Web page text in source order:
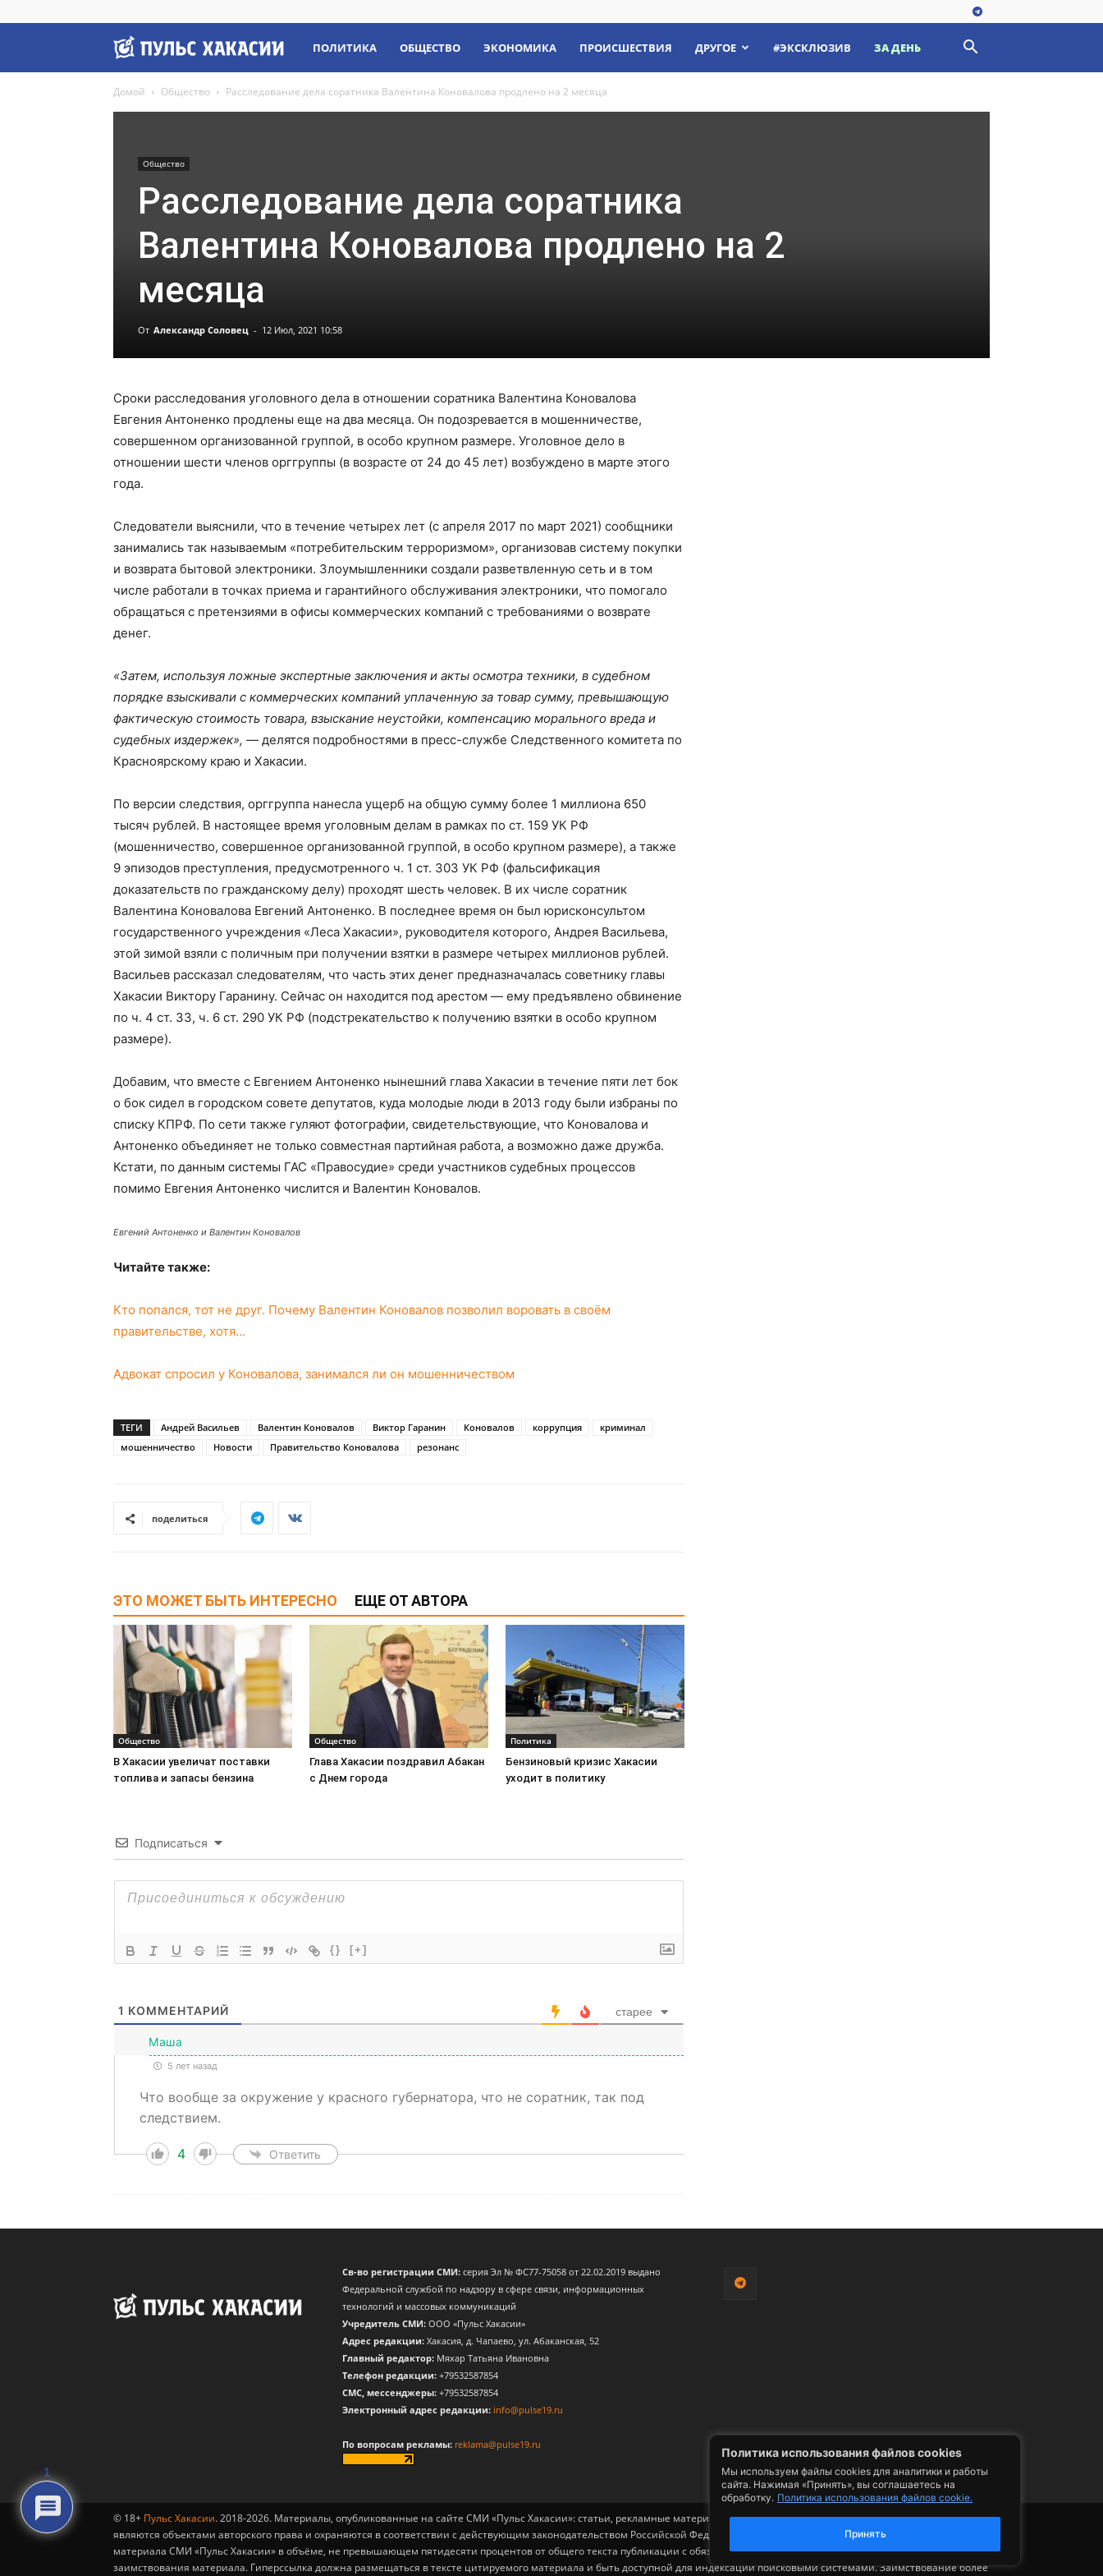
Политика использования файлов cookies
Мы используем файлы cookies для аналитики и работы
сайта. Нажимая «Принять», вы соглашаетесь на
обработку. Политика использования файлов cookie.
Принять
Пульс
Хакасии
ПОЛИТИКА ОБЩЕСТВО ЭКОНОМИКА ПРОИСШЕСТВИЯ ДРУГОЕ #ЭКСКЛЮЗИВ ЗА ДЕНЬ
Домой Общество Расследование дела соратника Валентина Коновалова продлено на 2 месяца
Общество
Расследование дела соратника
Валентина Коновалова продлено на 2
месяца
От Александр Соловец - 12 Июл, 2021 10:58
Сроки расследования уголовного дела в отношении соратника Валентина Коновалова
Евгения Антоненко продлены еще на два месяца. Он подозревается в мошенничестве,
совершенном организованной группой, в особо крупном размере. Уголовное дело в
отношении шести членов орггруппы (в возрасте от 24 до 45 лет) возбуждено в марте этого
года.
Следователи выяснили, что в течение четырех лет (с апреля 2017 по март 2021) сообщники
занимались так называемым «потребительским терроризмом», организовав систему покупки
и возврата бытовой электроники. Злоумышленники создали разветвленную сеть и в том
числе работали в точках приема и гарантийного обслуживания электроники, что помогало
обращаться с претензиями в офисы коммерческих компаний с требованиями о возврате
денег.
«Затем, используя ложные экспертные заключения и акты осмотра техники, в судебном
порядке взыскивали с коммерческих компаний уплаченную за товар сумму, превышающую
фактическую стоимость товара, взыскание неустойки, компенсацию морального вреда и
судебных издержек», — делятся подробностями в пресс-службе Следственного комитета по
Красноярскому краю и Хакасии.
По версии следствия, орггруппа нанесла ущерб на общую сумму более 1 миллиона 650
тысяч рублей. В настоящее время уголовным делам в рамках по ст. 159 УК РФ
(мошенничество, совершенное организованной группой, в особо крупном размере), а также
9 эпизодов преступления, предусмотренного ч. 1 ст. 303 УК РФ (фальсификация
доказательств по гражданскому делу) проходят шесть человек. В их числе соратник
Валентина Коновалова Евгений Антоненко. В последнее время он был юрисконсультом
государственного учреждения «Леса Хакасии», руководителя которого, Андрея Васильева,
этой зимой взяли с поличным при получении взятки в размере четырех миллионов рублей.
Васильев рассказал следователям, что часть этих денег предназначалась советнику главы
Хакасии Виктору Гаранину. Сейчас он находится под арестом — ему предъявлено обвинение
по ч. 4 ст. 33, ч. 6 ст. 290 УК РФ (подстрекательство к получению взятки в особо крупном
размере).
Добавим, что вместе с Евгением Антоненко нынешний глава Хакасии в течение пяти лет бок
о бок сидел в городском совете депутатов, куда молодые люди в 2013 году были избраны по
списку КПРФ. По сети также гуляют фотографии, свидетельствующие, что Коновалова и
Антоненко объединяет не только совместная партийная работа, а возможно даже дружба.
Кстати, по данным системы ГАС «Правосудие» среди участников судебных процессов
помимо Евгения Антоненко числится и Валентин Коновалов.
Евгений Антоненко и Валентин Коновалов
Читайте также:
Кто попался, тот не друг. Почему Валентин Коновалов позволил воровать в своём
правительстве, хотя…
Адвокат спросил у Коновалова, занимался ли он мошенничеством
ТЕГИ Андрей Васильев Валентин Коновалов Виктор Гаранин Коновалов коррупция
криминал
мошенничество
Новости Правительство Коновалова резонанс
поделиться
ЭТО МОЖЕТ БЫТЬ ИНТЕРЕСНО ЕЩЕ ОТ АВТОРА
Общество
В Хакасии увеличат поставки
топлива и запасы бензина
Общество
Глава Хакасии поздравил Абакан
с Днем города
Политика
Бензиновый кризис Хакасии
уходит в политику
Подписаться
{} [+]
1 КОММЕНТАРИЙ старее
Маша
5 лет назад
Что вообще за окружение у красного губернатора, что не соратник, так под
следствием.
4 Ответить
Св-во регистрации СМИ: серия Эл № ФС77-75058 от 22.02.2019 выдано
Федеральной службой по надзору в сфере связи, информационных
технологий и массовых коммуникаций
Учредитель СМИ: ООО «Пульс Хакасии»
Адрес редакции: Хакасия, д. Чапаево, ул. Абаканская, 52
Главный редактор: Мяхар Татьяна Ивановна
Телефон редакции: +79532587854
CМС, мессенджеры: +79532587854
Электронный адрес редакции: info@pulse19.ru
По вопросам рекламы: reklama@pulse19.ru
© 18+ Пульс Хакасии. 2018-2026. Материалы, опубликованные на сайте СМИ «Пульс Хакасии»: статьи, рекламные материалы, фото, видео, телепрограммы и телепередачи -
являются объектами авторского права и охраняются в соответствии с действующим законодательством Российской Федерации. Допускается цитирование авторского
материала СМИ «Пульс Хакасии» в объёме, не превышающем пятидесяти процентов от общего текста публикации с обязательным размещением гиперссылки на страницу
заимствования материала. Гиперссылка должна размещаться в тексте цитируемого материала и быть доступной для индексации поисковыми системами. Заимствование более
1